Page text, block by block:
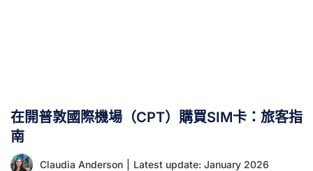
在開普敦國際機場（CPT）購買SIM卡：旅客指
南
Claudia Anderson Latest update: January 2026